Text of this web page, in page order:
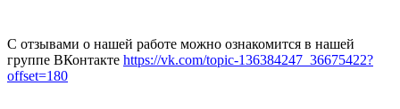
С отзывами о нашей работе можно ознакомится в нашей
группе ВКонтакте https://vk.com/topic-136384247_36675422?
offset=180